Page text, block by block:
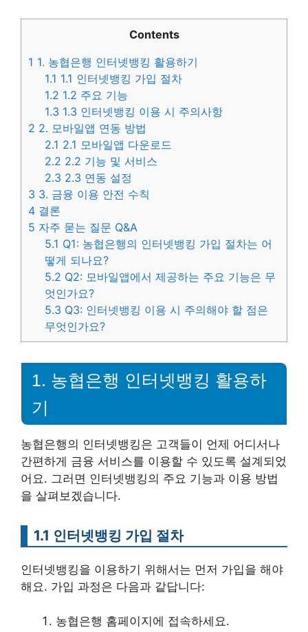
Contents
1 1. 농협은행 인터넷뱅킹 활용하기
1.1 1.1 인터넷뱅킹 가입 절차
1.2 1.2 주요 기능
1.3 1.3 인터넷뱅킹 이용 시 주의사항
2 2. 모바일앱 연동 방법
2.1 2.1 모바일앱 다운로드
2.2 2.2 기능 및 서비스
2.3 2.3 연동 설정
3 3. 금융 이용 안전 수칙
4 결론
5 자주 묻는 질문 Q&A
5.1 Q1: 농협은행의 인터넷뱅킹 가입 절차는 어
떻게 되나요?
5.2 Q2: 모바일앱에서 제공하는 주요 기능은 무
엇인가요?
5.3 Q3: 인터넷뱅킹 이용 시 주의해야 할 점은
무엇인가요?
1. 농협은행 인터넷뱅킹 활용하
기
농협은행의 인터넷뱅킹은 고객들이 언제 어디서나
간편하게 금융 서비스를 이용할 수 있도록 설계되었
어요. 그러면 인터넷뱅킹의 주요 기능과 이용 방법
을 살펴보겠습니다.
1.1 인터넷뱅킹 가입 절차
인터넷뱅킹을 이용하기 위해서는 먼저 가입을 해야
해요. 가입 과정은 다음과 같답니다:
농협은행 홈페이지에 접속하세요.